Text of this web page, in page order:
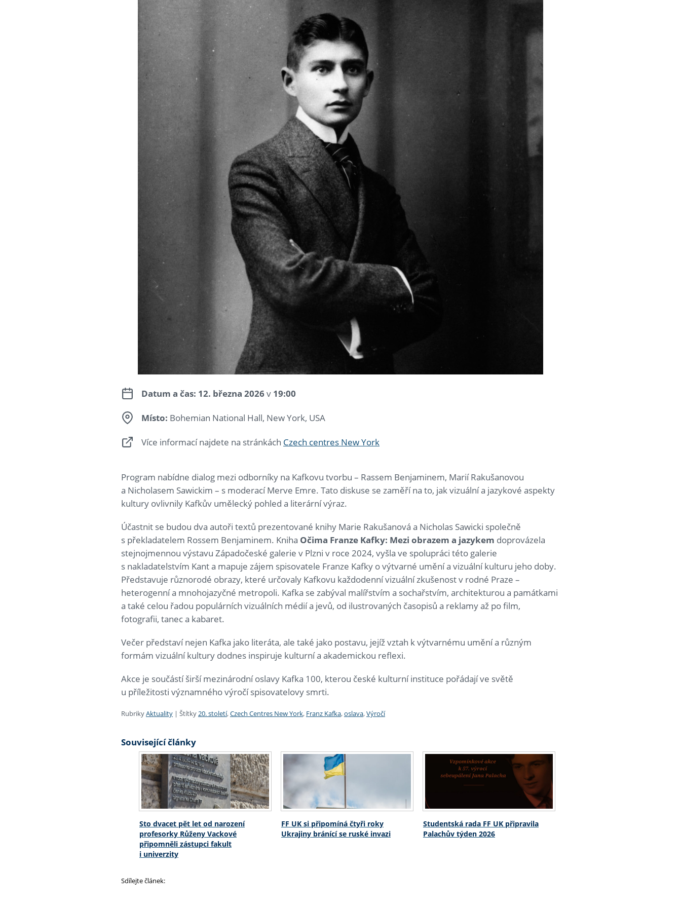
Datum a čas: 12. března 2026 v 19:00
Místo: Bohemian National Hall, New York, USA
Více informací najdete na stránkách Czech centres New York
Program nabídne dialog mezi odborníky na Kafkovu tvorbu – Rassem Benjaminem, Marií Rakušanovou
a Nicholasem Sawickim – s moderací Merve Emre. Tato diskuse se zaměří na to, jak vizuální a jazykové aspekty
kultury ovlivnily Kafkův umělecký pohled a literární výraz.
Účastnit se budou dva autoři textů prezentované knihy Marie Rakušanová a Nicholas Sawicki společně
s překladatelem Rossem Benjaminem. Kniha Očima Franze Kafky: Mezi obrazem a jazykem doprovázela
stejnojmennou výstavu Západočeské galerie v Plzni v roce 2024, vyšla ve spolupráci této galerie
s nakladatelstvím Kant a mapuje zájem spisovatele Franze Kafky o výtvarné umění a vizuální kulturu jeho doby.
Představuje různorodé obrazy, které určovaly Kafkovu každodenní vizuální zkušenost v rodné Praze –
heterogenní a mnohojazyčné metropoli. Kafka se zabýval malířstvím a sochařstvím, architekturou a památkami
a také celou řadou populárních vizuálních médií a jevů, od ilustrovaných časopisů a reklamy až po film,
fotografii, tanec a kabaret.
Večer představí nejen Kafka jako literáta, ale také jako postavu, jejíž vztah k výtvarnému umění a různým
formám vizuální kultury dodnes inspiruje kulturní a akademickou reflexi.
Akce je součástí širší mezinárodní oslavy Kafka 100, kterou české kulturní instituce pořádají ve světě
u příležitosti významného výročí spisovatelovy smrti.
RubrikyAktuality | Štítky20. století,Czech Centres New York, Franz Kafka,oslava,Výročí
Související články
Sto dvacet pět let od narození
profesorky Růženy Vackové
připomněli zástupci fakult
i univerzity
FF UK si připomíná čtyři roky
Ukrajiny bránící se ruské invazi
Studentská rada FF UK připravila
Palachův týden 2026
Sdílejte článek: